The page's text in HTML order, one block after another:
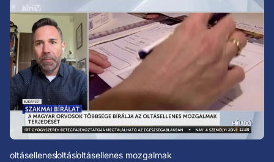
oltásellenesoltásoltásellenes mozgalmak